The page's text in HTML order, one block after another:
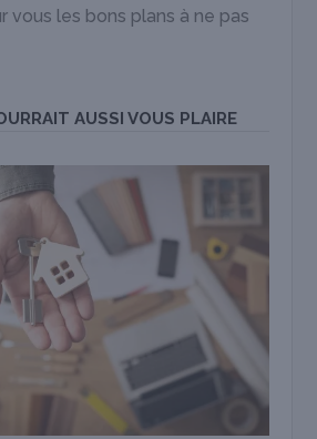
vous les bons plans à ne pas
AUSSI VOUS PLAIRE